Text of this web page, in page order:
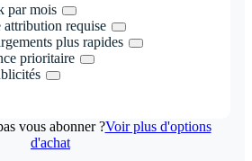
par mois
attribution requise
plus rapides
prioritaire
vous abonner ?Voir plus d'options
d'achat